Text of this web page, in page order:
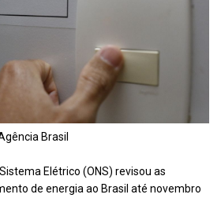
Brasil
Elétrico (ONS) revisou as
de energia ao Brasil até novembro